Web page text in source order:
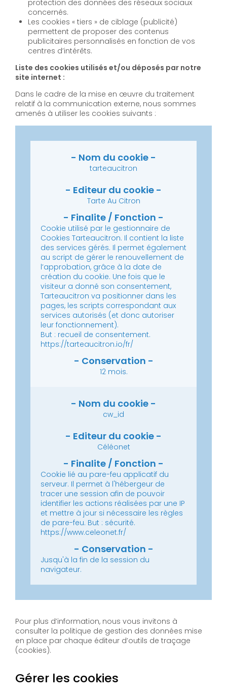
protection des données des réseaux sociaux
concernés.
Les cookies « tiers » de ciblage (publicité)
permettent de proposer des contenus
publicitaires personnalisés en fonction de vos
centres d’intérêts.
Liste des cookies utilisés et/ou déposés par notre
site internet :
Dans le cadre de la mise en œuvre du traitement
relatif à la communication externe, nous sommes
amenés à utiliser les cookies suivants :
tarteaucitron
Tarte Au Citron
Cookie utilisé par le gestionnaire de
Cookies Tarteaucitron. Il contient la liste
des services gérés. Il permet également
au script de gérer le renouvellement de
l’approbation, grâce à la date de
création du cookie. Une fois que le
visiteur a donné son consentement,
Tarteaucitron va positionner dans les
pages, les scripts correspondant aux
services autorisés (et donc autoriser
leur fonctionnement).
But : recueil de consentement.
https://tarteaucitron.io/fr/
12 mois.
cw_id
Céléonet
Cookie lié au pare-feu applicatif du
serveur. Il permet à l'hébergeur de
tracer une session afin de pouvoir
identifier les actions réalisées par une IP
et mettre à jour si nécessaire les règles
de pare-feu. But : sécurité.
https://www.celeonet.fr/
Jusqu'à la fin de la session du
navigateur.
Pour plus d’information, nous vous invitons à
consulter la politique de gestion des données mise
en place par chaque éditeur d’outils de traçage
(cookies).
Gérer les cookies